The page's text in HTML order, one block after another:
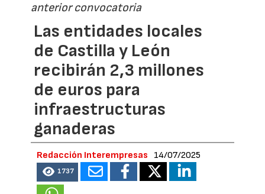
anterior convocatoria
Las entidades locales
de Castilla y León
recibirán 2,3 millones
de euros para
infraestructuras
ganaderas
Redacción Interempresas 14/07/2025
1737